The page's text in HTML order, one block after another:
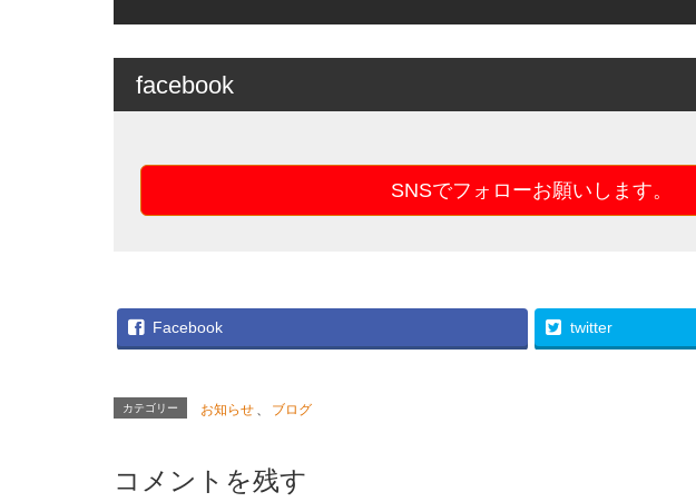
facebook
SNSでフォローお願いします。
Facebook twitter
カテゴリー お知らせ 、 ブログ
コメントを残す